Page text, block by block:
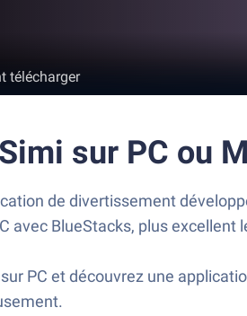
télécharger
sur PC ou
de divertissement
avec BlueStacks, plus excellent
PC et découvrez une